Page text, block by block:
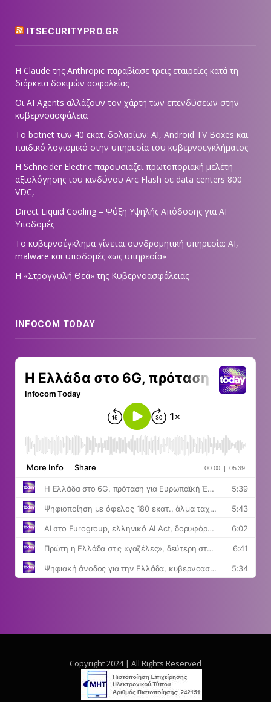
ITSECURITYPRO.GR
Η Claude της Anthropic παραβίασε τρεις εταιρείες κατά τη
διάρκεια δοκιμών ασφαλείας
Οι AI Agents αλλάζουν τον χάρτη των επενδύσεων στην
κυβερνοασφάλεια
Το botnet των 40 εκατ. δολαρίων: AI, Android TV Boxes και
παιδικό λογισμικό στην υπηρεσία του κυβερνοεγκλήματος
Η Schneider Electric παρουσιάζει πρωτοποριακή μελέτη
αξιολόγησης του κινδύνου Arc Flash σε data centers 800
VDC,
Direct Liquid Cooling – Ψύξη Υψηλής Απόδοσης για AI
Υποδομές
Το κυβερνοέγκλημα γίνεται συνδρομητική υπηρεσία: AI,
malware και υποδομές «ως υπηρεσία»
Η «Στρογγυλή Θεά» της Κυβερνοασφάλειας
INFOCOM TODAY
Copyright 2024 | All Rights Reserved